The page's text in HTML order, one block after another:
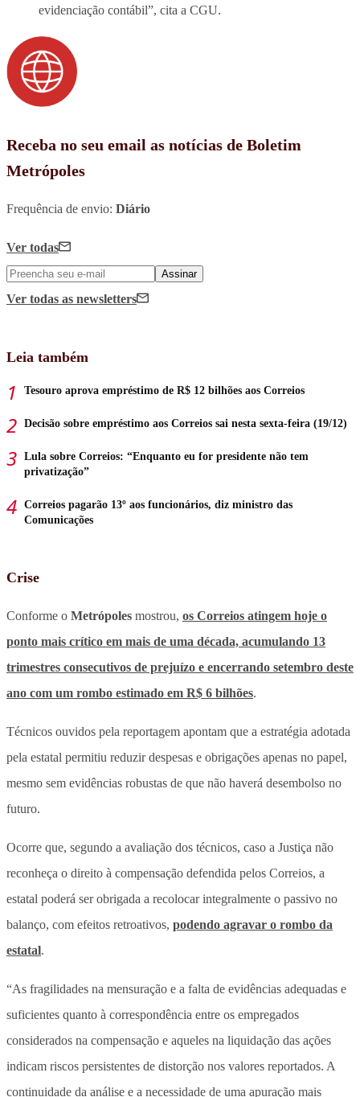
evidenciação contábil”, cita a CGU.
Receba no seu email as notícias de Boletim
Metrópoles
Frequência de envio: Diário
Ver todas
Assinar
Ver todas as newsletters
Leia também
Tesouro aprova empréstimo de R$ 12 bilhões aos Correios
Decisão sobre empréstimo aos Correios sai nesta sexta-feira (19/12)
Lula sobre Correios: “Enquanto eu for presidente não tem
privatização”
Correios pagarão 13º aos funcionários, diz ministro das
Comunicações
Crise
Conforme o Metrópoles mostrou, os Correios atingem hoje o
ponto mais crítico em mais de uma década, acumulando 13
trimestres consecutivos de prejuízo e encerrando setembro deste
ano com um rombo estimado em R$ 6 bilhões.
Técnicos ouvidos pela reportagem apontam que a estratégia adotada
pela estatal permitiu reduzir despesas e obrigações apenas no papel,
mesmo sem evidências robustas de que não haverá desembolso no
futuro.
Ocorre que, segundo a avaliação dos técnicos, caso a Justiça não
reconheça o direito à compensação defendida pelos Correios, a
estatal poderá ser obrigada a recolocar integralmente o passivo no
balanço, com efeitos retroativos, podendo agravar o rombo da
estatal.
“As fragilidades na mensuração e a falta de evidências adequadas e
suficientes quanto à correspondência entre os empregados
considerados na compensação e aqueles na liquidação das ações
indicam riscos persistentes de distorção nos valores reportados. A
continuidade da análise e a necessidade de uma apuração mais